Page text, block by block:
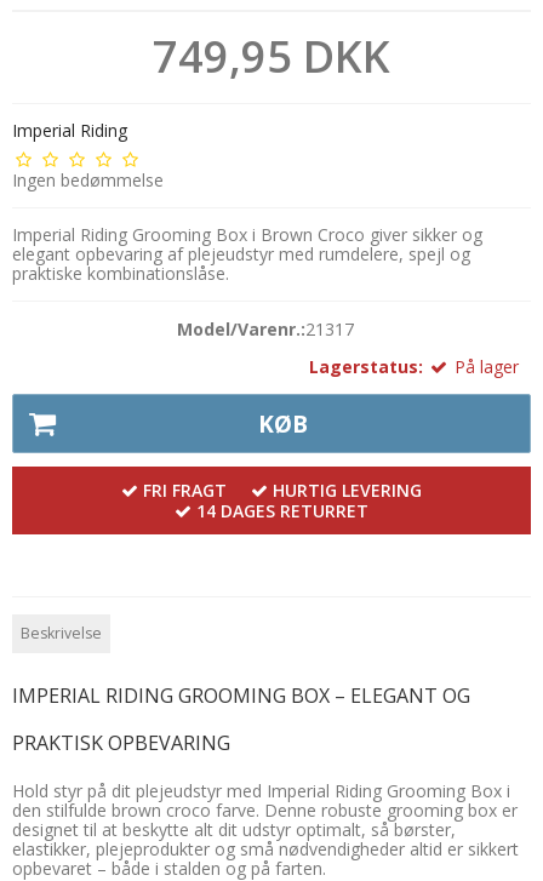
749,95 DKK
Imperial Riding
Ingen bedømmelse
Imperial Riding Grooming Box i Brown Croco giver sikker og
elegant opbevaring af plejeudstyr med rumdelere, spejl og
praktiske kombinationslåse.
Model/Varenr.:21317
Lagerstatus:
På lager
KØB
FRI FRAGT
HURTIG LEVERING
14 DAGES RETURRET
Beskrivelse
IMPERIAL RIDING GROOMING BOX – ELEGANT OG
PRAKTISK OPBEVARING
Hold styr på dit plejeudstyr med Imperial Riding Grooming Box i
den stilfulde brown croco farve. Denne robuste grooming box er
designet til at beskytte alt dit udstyr optimalt, så børster,
elastikker, plejeprodukter og små nødvendigheder altid er sikkert
opbevaret – både i stalden og på farten.